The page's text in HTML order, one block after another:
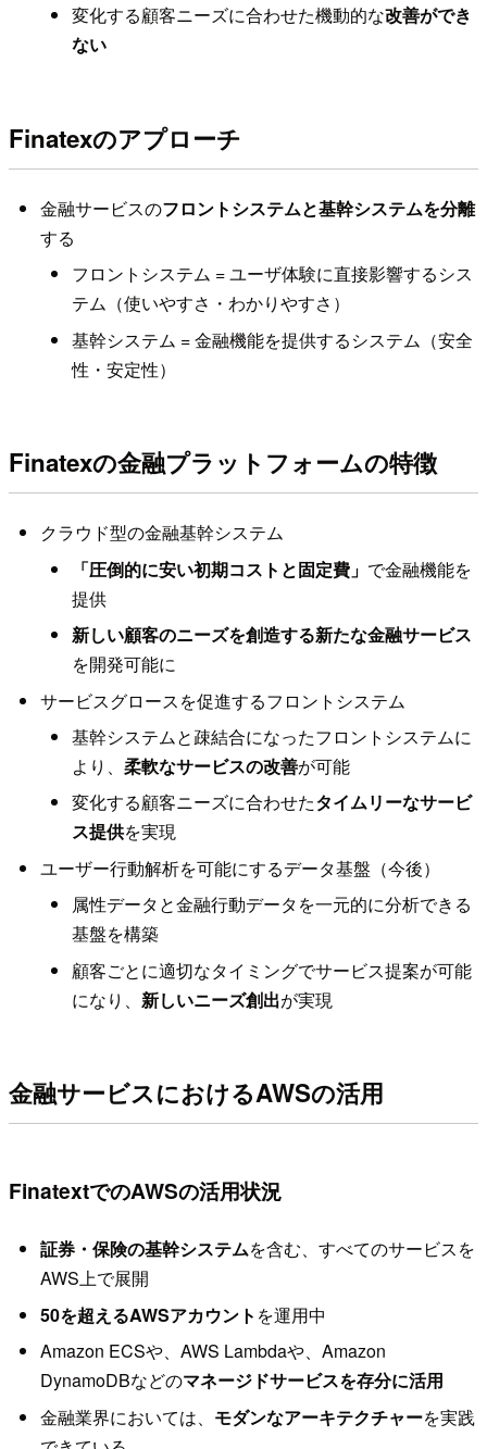
変化する顧客ニーズに合わせた機動的な改善ができ
ない
Finatexのアプローチ
金融サービスのフロントシステムと基幹システムを分離
する
フロントシステム = ユーザ体験に直接影響するシス
テム（使いやすさ・わかりやすさ）
基幹システム = 金融機能を提供するシステム（安全
性・安定性）
Finatexの金融プラットフォームの特徴
クラウド型の金融基幹システム
「圧倒的に安い初期コストと固定費」 で金融機能を
提供
新しい顧客のニーズを創造する新たな金融サービス
を開発可能に
サービスグロースを促進するフロントシステム
基幹システムと疎結合になったフロントシステムに
より、 柔軟なサービスの改善が可能
変化する顧客ニーズに合わせたタイムリーなサービ
ス提供を実現
ユーザー行動解析を可能にするデータ基盤（今後）
属性データと金融行動データを一元的に分析できる
基盤を構築
顧客ごとに適切なタイミングでサービス提案が可能
になり、 新しいニーズ創出が実現
金融サービスにおけるAWSの活用
FinatextでのAWSの活用状況
証券・保険の基幹システムを含む、すべてのサービスを
AWS上で展開
50を超えるAWSアカウント を運用中
Amazon ECSや、AWS Lambdaや、Amazon
DynamoDBなどのマネージドサービスを存分に活用
金融業界においては、 モダンなアーキテクチャーを実践